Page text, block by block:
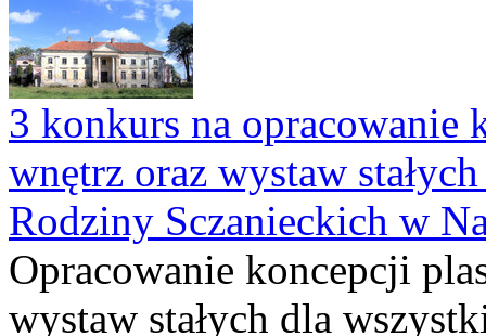
3 konkurs na opracowanie
wnętrz oraz wystaw
Rodziny Sczanieckich w
Opracowanie koncepcji
wystaw stałych dla